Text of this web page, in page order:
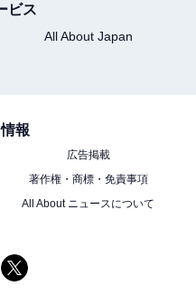
ビス
All About Japan
報
広告掲載
著作権・商標・免責事項
All About ニュースについて